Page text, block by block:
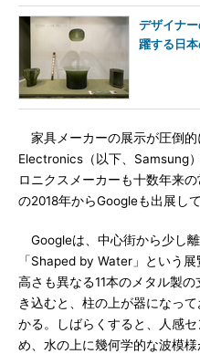
デザイナ
躍する日
家具メーカーの展示が圧倒
Electronics（以下、Samsung
ロニクスメーカーも十数年来
の2018年からGoogleも出展して
Googleは、中心街から少し
「Shaped by Water」という
高さも異なる11本のメタル製
き込むと、柱の上が器になっ
かる。しばらくすると、人感
め、水の上に幾何学的な波模様